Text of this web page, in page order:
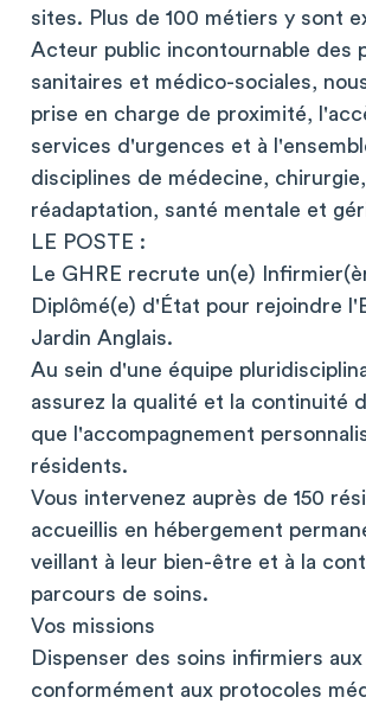
sites. Plus de 100 métiers y sont
Acteur public incontournable des
sanitaires et médico-sociales,
prise en charge de proximité,
services d'urgences et à
disciplines de médecine,
réadaptation, santé mentale et
LE POSTE :
Le GHRE recrute un(e)
Diplômé(e) d'État pour rejoindre
Jardin Anglais.
Au sein d'une équipe
assurez la qualité et la continuité
que l'accompagnement
résidents.
Vous intervenez auprès de 150
accueillis en hébergement
veillant à leur bien-être et à la
parcours de soins.
Vos missions
Dispenser des soins infirmiers
conformément aux protocoles